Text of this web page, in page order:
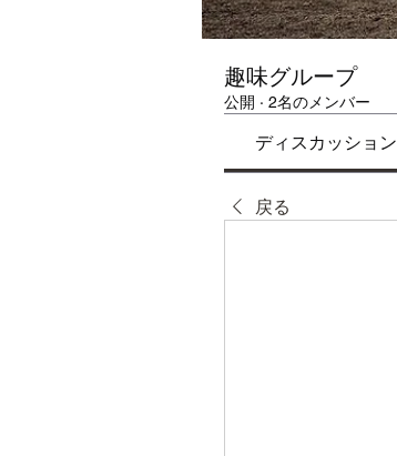
趣味グループ
公開 · 2名のメンバー
ディスカッション
戻る